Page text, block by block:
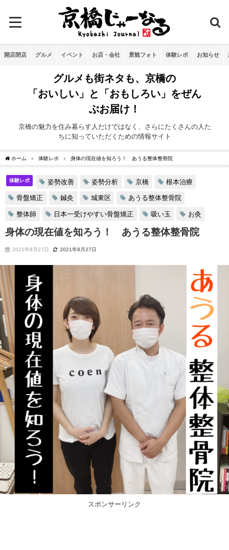
開店閉店 グルメ イベント お店・会社 景観フォト 体験レポ お知らせ
グルメも街ネタも、京橋の
「おいしい」と「おもしろい」をぜん
ぶお届け！
京橋の魅力を住み暮らす人だけではなく、さらにたくさんの人た
ちに知っていただくための情報サイト
ホーム 体験レポ 身体の現在値を知ろう！ あうる整体整骨院
体験レポ 姿勢改善 姿勢分析 京橋 根本治療
骨盤矯正 鍼灸 城東区 あうる整体整骨院
整体師 日本一受けやすい骨盤矯正 吸い玉 お灸
身体の現在値を知ろう！ あうる整体整骨院
2021年8月27日 2021年8月27日
スポンサーリンク